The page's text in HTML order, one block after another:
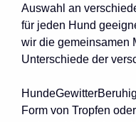
Auswahl an
für jeden Hund
wir die gemeinsamen
Unterschiede der
Form von Tropfen